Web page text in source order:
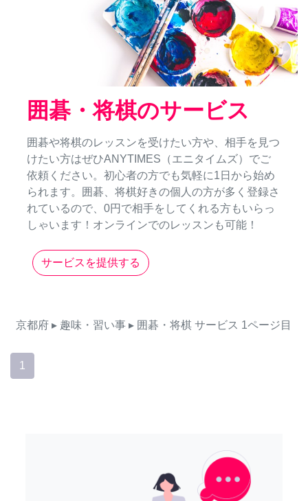
囲碁・将棋のサービス
囲碁や将棋のレッスンを受けたい方や、相手を見つ
けたい方はぜひANYTIMES（エニタイムズ）でご
依頼ください。初心者の方でも気軽に1日から始め
られます。囲碁、将棋好きの個人の方が多く登録さ
れているので、0円で相手をしてくれる方もいらっ
しゃいます！オンラインでのレッスンも可能！
サービスを提供する
京都府 ▸ 趣味・習い事 ▸ 囲碁・将棋 サービス 1ページ目
1